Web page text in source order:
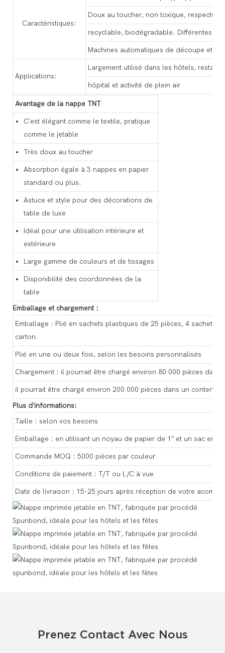
Caractéristiques:
Doux au toucher, non toxique,
recyclable, biodégradable. Différentes
Machines automatiques de découpe et de
Applications:
Largement utilisé dans les hôtels,
hôpital et activité de plein air
Avantage de la nappe TNT
C'est élégant comme le textile, pratique
comme le jetable
Très doux au toucher
Absorption égale à 3 nappes en papier
standard ou plus.
Astuce et style pour des décorations de
table de luxe
Idéal pour une utilisation intérieure et
extérieure
Large gamme de couleurs et de tissages
Disponibilité des coordonnées de la
table
Emballage et chargement :
Emballage : Plié en sachets plastiques de 25 pièces, 4 sachets
carton.
Plié en une ou deux fois, selon les besoins personnalisés
Chargement : il pourrait être chargé environ 80 000 pièces dans
il pourrait être chargé environ 200 000 pièces dans un
Plus d'informations:
Taille : selon vos besoins
Emballage : en utilisant un noyau de papier de 1" et un sac en
Commande MOQ : 5000 pièces par couleur
Conditions de paiement : T/T ou L/C à vue
Date de livraison : 15-25 jours après réception de votre acompte
Prenez Contact Avec Nous